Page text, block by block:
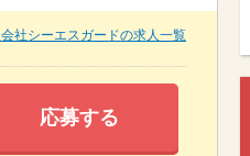
社シーエスガードの求人一覧
応募する